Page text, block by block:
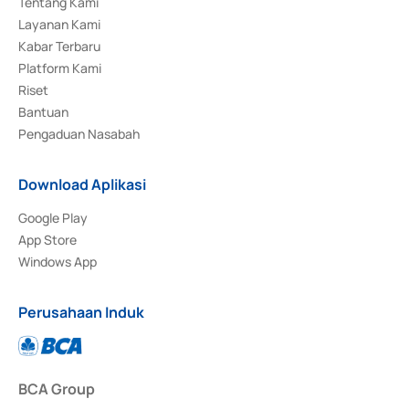
Layanan Kami
Kabar Terbaru
Platform Kami
Riset
Bantuan
Pengaduan Nasabah
Download Aplikasi
Google Play
App Store
Windows App
Perusahaan Induk
BCA Group